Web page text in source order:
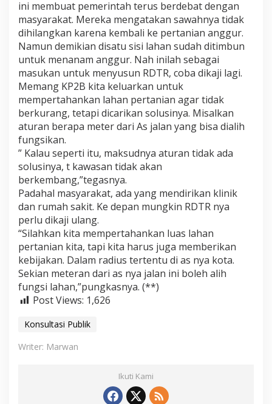
ini membuat pemerintah terus berdebat dengan
masyarakat. Mereka mengatakan sawahnya tidak
dihilangkan karena kembali ke pertanian anggur.
Namun demikian disatu sisi lahan sudah ditimbun
untuk menanam anggur. Nah inilah sebagai
masukan untuk menyusun RDTR, coba dikaji lagi.
Memang KP2B kita keluarkan untuk
mempertahankan lahan pertanian agar tidak
berkurang, tetapi dicarikan solusinya. Misalkan
aturan berapa meter dari As jalan yang bisa dialih
fungsikan.
” Kalau seperti itu, maksudnya aturan tidak ada
solusinya, t kawasan tidak akan
berkembang,”tegasnya.
Padahal masyarakat, ada yang mendirikan klinik
dan rumah sakit. Ke depan mungkin RDTR nya
perlu dikaji ulang.
“Silahkan kita mempertahankan luas lahan
pertanian kita, tapi kita harus juga memberikan
kebijakan. Dalam radius tertentu di as nya kota.
Sekian meteran dari as nya jalan ini boleh alih
fungsi lahan,”pungkasnya. (**)
Post Views: 1,626
Konsultasi Publik
Writer: Marwan
Ikuti Kami